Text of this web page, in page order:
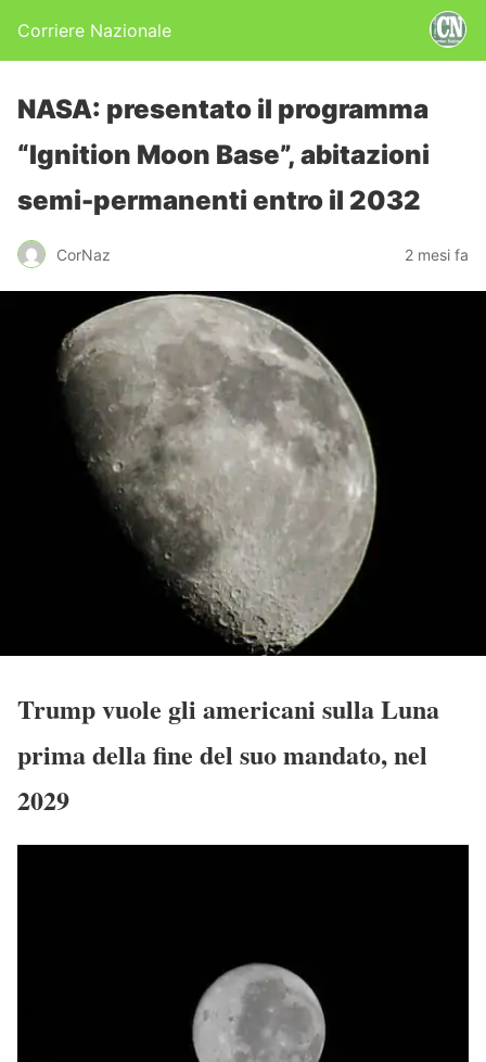
Corriere Nazionale
NASA: presentato il programma
“Ignition Moon Base”, abitazioni
semi-permanenti entro il 2032
CorNaz 2 mesi fa
Trump vuole gli americani sulla Luna
prima della fine del suo mandato, nel
2029